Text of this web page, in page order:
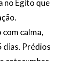
no Egito que
calma,
dias. Prédios